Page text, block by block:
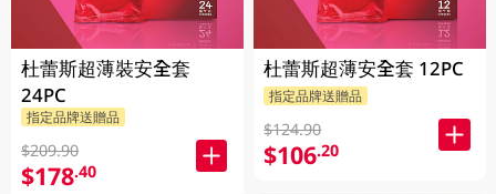
杜蕾斯超薄裝安全套
24PC
指定品牌送贈品
$209.90
$178.40
杜蕾斯超薄安全套 12PC
指定品牌送贈品
$124.90
$106.20